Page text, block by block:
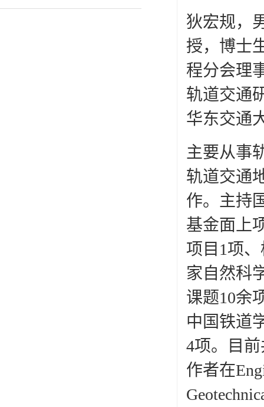
狄宏规，
授，博士
程分会理
轨道交通
华东交通
主要从事
轨道交通
作。主持
基金面上
项目1项
家自然科
课题10余
中国铁道
4项。目
作者在